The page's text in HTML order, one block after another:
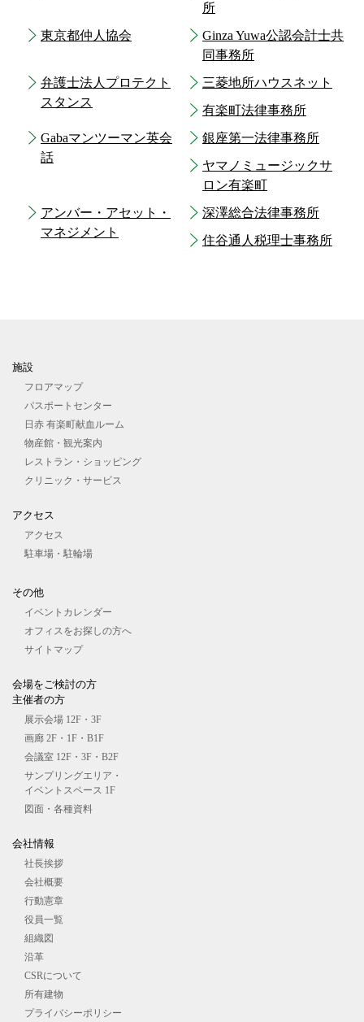
所
東京都仲人協会
Ginza Yuwa公認会計士共
同事務所
弁護士法人プロテクト
スタンス
三菱地所ハウスネット
有楽町法律事務所
Gabaマンツーマン英会
話
銀座第一法律事務所
ヤマノミュージックサ
ロン有楽町
アンバー・アセット・
マネジメント
深澤総合法律事務所
住谷通人税理士事務所
施設
フロアマップ
パスポートセンター
日赤 有楽町献血ルーム
物産館・観光案内
レストラン・ショッピング
クリニック・サービス
アクセス
アクセス
駐車場・駐輪場
その他
イベントカレンダー
オフィスをお探しの⽅へ
サイトマップ
会場をご検討の⽅
主催者の⽅
展⽰会場 12F・3F
画廊 2F・1F・B1F
会議室 12F・3F・B2F
サンプリングエリア・
イベントスペース 1F
図⾯・各種資料
会社情報
社長挨拶
会社概要
行動憲章
役員一覧
組織図
沿革
CSRについて
所有建物
プライバシーポリシー